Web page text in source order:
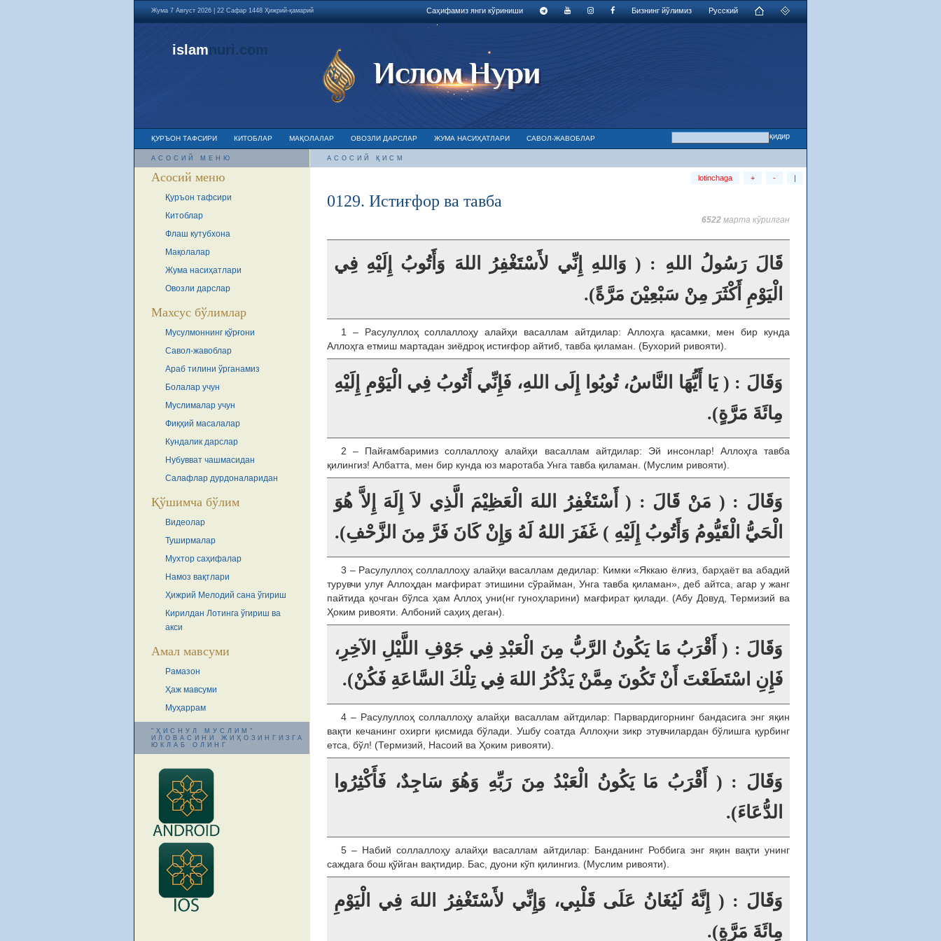
Жума 7 Август 2026 | 22 Сафар 1448 Ҳижрий-қамарий Русский
Бизнинг йўлимиз
Саҳифамиз янги кўриниши
islamnuri.com
ҚУРЪОН ТАФСИРИ КИТОБЛАР МАҚОЛАЛАР ОВОЗЛИ ДАРСЛАР ЖУМА НАСИҲАТЛАРИ САВОЛ-ЖАВОБЛАР
АСОСИЙ МЕНЮ
Асосий меню
Қуръон тафсири
Китоблар
Флаш кутубхона
Мақолалар
Жума насиҳатлари
Овозли дарслар
Махсус бўлимлар
Мусулмоннинг қўрғони
Савол-жавоблар
Араб тилини ўрганамиз
Болалар учун
Муслималар учун
Фиқҳий масалалар
Кундалик дарслар
Нубувват чашмасидан
Салафлар дурдоналаридан
Қўшимча бўлим
Видеолар
Туширмалар
Мухтор саҳифалар
Намоз вақтлари
Ҳижрий Мелодий сана ўгириш
Кирилдан Лотинга ўгириш ва
акси
Амал мавсуми
Рамазон
Ҳаж мавсуми
Муҳаррам
"ҲИСНУЛ МУСЛИМ"
ИЛОВАСИНИ ЖИҲОЗИНГИЗГА
ЮКЛАБ ОЛИНГ
АСОСИЙ ҚИСМ
lotinchaga + - |
0129. Истиғфор ва тавба
6522 марта кўрилган
قَالَ رَسُولُ اللهِ : ( وَاللهِ إِنِّي لأَسْتَغْفِرُ اللهَ وَأَتُوبُ إِلَيْهِ فِي
الْيَوْمِ أَكْثَرَ مِنْ سَبْعِيْنَ مَرَّةً).
1 – Расулуллоҳ соллаллоҳу алайҳи васаллам айтдилар: Аллоҳга қасамки, мен бир кунда
Аллоҳга етмиш мартадан зиёдроқ истиғфор айтиб, тавба қиламан. (Бухорий ривояти).
وَقَالَ : ( يَا أَيُّهَا النَّاسُ، تُوبُوا إِلَى اللهِ، فَإِنِّي أَتُوبُ فِي الْيَوْمِ إِلَيْهِ
مِائَةَ مَرَّةٍ).
2 – Пайғамбаримиз соллаллоҳу алайҳи васаллам айтдилар: Эй инсонлар! Аллоҳга тавба
қилингиз! Албатта, мен бир кунда юз маротаба Унга тавба қиламан. (Муслим ривояти).
وَقَالَ : ( مَنْ قَالَ : ( أَسْتَغْفِرُ اللهَ الْعَظِيْمَ الَّذِي لاَ إِلَهَ إِلاَّ هُوَ
الْحَيُّ الْقَيُّومُ وَأَتُوبُ إِلَيْهِ ) غَفَرَ اللهُ لَهُ وَإِنْ كَانَ فَرَّ مِنَ الزَّحْفِ).
3 – Расулуллоҳ соллаллоҳу алайҳи васаллам дедилар: Кимки «Яккаю ёлғиз, барҳаёт ва абадий
турувчи улуғ Аллоҳдан мағфират этишини сўрайман, Унга тавба қиламан», деб айтса, агар у жанг
пайтида қочган бўлса ҳам Аллоҳ уни(нг гуноҳларини) мағфират қилади. (Абу Довуд, Термизий ва
Ҳоким ривояти. Албоний саҳиҳ деган).
وَقَالَ : ( أَقْرَبُ مَا يَكُونُ الرَّبُّ مِنَ الْعَبْدِ فِي جَوْفِ اللَّيْلِ الآخِرِ،
فَإِنِ اسْتَطَعْتَ أَنْ تَكُونَ مِمَّنْ يَذْكُرُ اللهَ فِي تِلْكَ السَّاعَةِ فَكُنْ).
4 – Расулуллоҳ соллаллоҳу алайҳи васаллам айтдилар: Парвардигорнинг бандасига энг яқин
вақти кечанинг охирги қисмида бўлади. Ушбу соатда Аллоҳни зикр этувчилардан бўлишга қурбинг
етса, бўл! (Термизий, Насоий ва Ҳоким ривояти).
وَقَالَ : ( أَقْرَبُ مَا يَكُونُ الْعَبْدُ مِنَ رَبِّهِ وَهُوَ سَاجِدٌ، فَأَكْثِرُوا
الدُّعَاءَ).
5 – Набий соллаллоҳу алайҳи васаллам айтдилар: Банданинг Роббига энг яқин вақти унинг
саждага бош қўйган вақтидир. Бас, дуони кўп қилингиз. (Муслим ривояти).
وَقَالَ : ( إِنَّهُ لَيُغَانُ عَلَى قَلْبِي، وَإِنِّي لأَسْتَغْفِرُ اللهَ فِي الْيَوْمِ
مِائَةَ مَرَّةٍ).